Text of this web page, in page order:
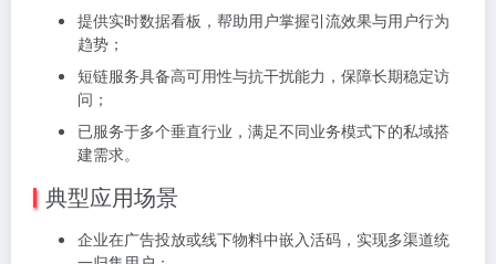
提供实时数据看板，帮助用户掌握引流效果与用户行为
趋势；
短链服务具备高可用性与抗干扰能力，保障长期稳定访
问；
已服务于多个垂直行业，满足不同业务模式下的私域搭
建需求。
典型应用场景
企业在广告投放或线下物料中嵌入活码，实现多渠道统